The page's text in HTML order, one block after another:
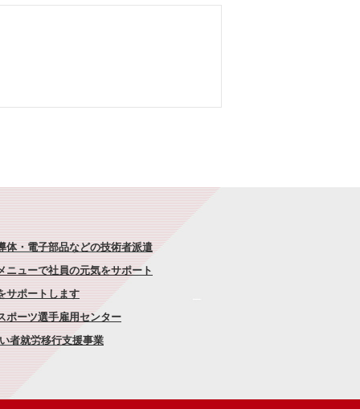
体・電子部品などの技術者派遣
ニューで社員の元気をサポート
サポートします
ポーツ選手雇用センター
者就労移行支援事業